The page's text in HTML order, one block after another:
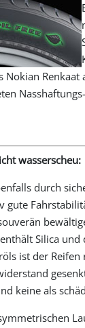
Nokian
wasserscheu:
durch
gute
Silica
ist der
keine als